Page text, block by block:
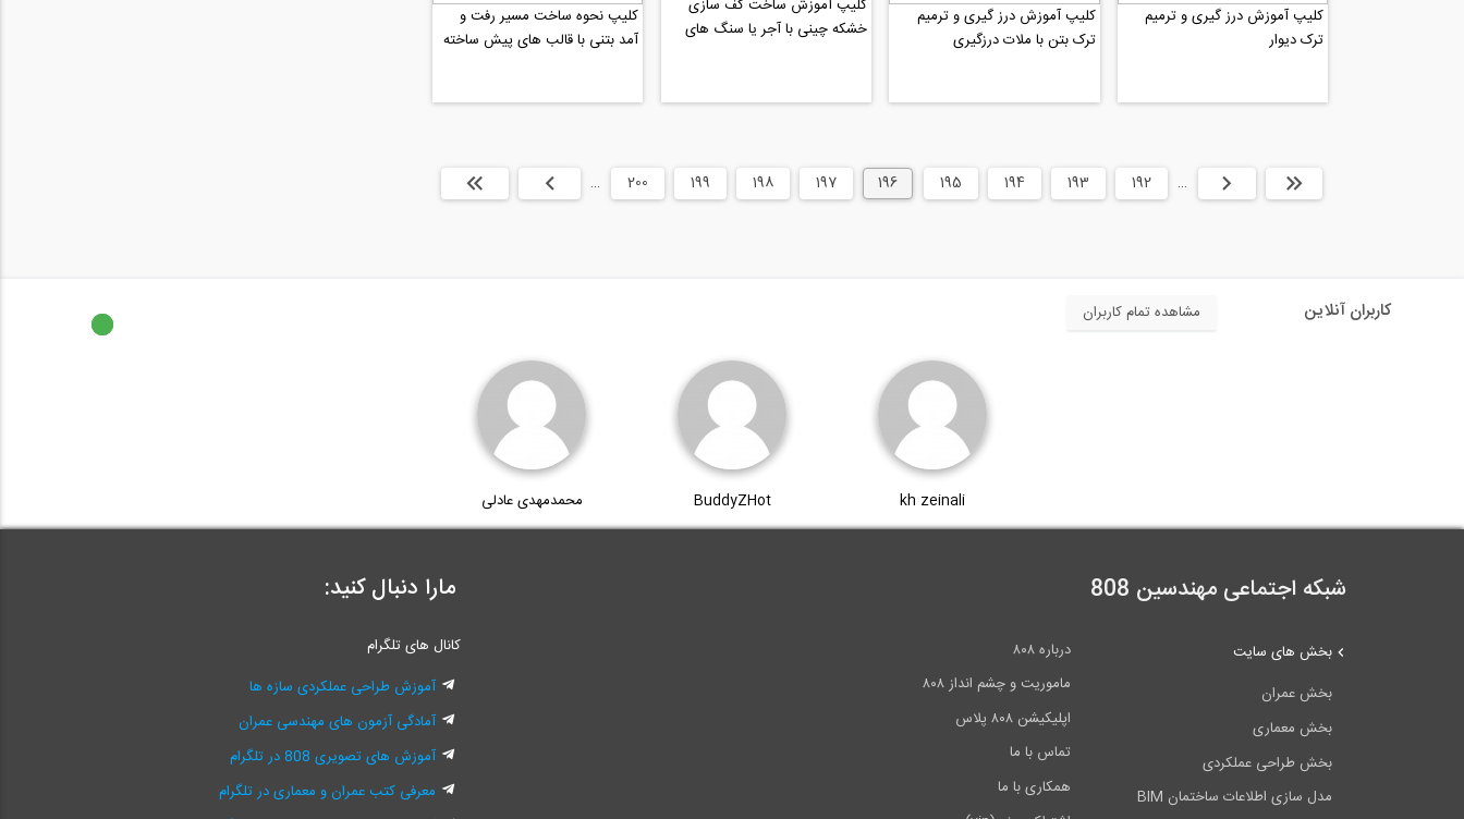
کلیپ آموزش درز گیری و ترمیم
ترک دیوار
کلیپ آموزش درز گیری و ترمیم
ترک بتن با ملات درزگیری
کلیپ آموزش ساخت کف سازی
خشکه چینی با آجر یا سنگ های
کلیپ نحوه ساخت مسیر رفت و
آمد بتنی با قالب های پیش ساخته
ابتدا قبلی …
192
193
194
195
196
197
198
199
200
… بعدی انتها »
کاربران آنلاین مشاهده تمام کاربران
kh zeinali
BuddyZHot محمدمهدی عادلی
شبکه اجتماعی مهندسین 808
درباره ۸۰۸
ماموریت و چشم انداز ۸۰۸
اپلیکیشن ۸۰۸ پلاس
تماس با ما
همکاری با ما
بخش های سایت
بخش عمران
بخش معماری
بخش طراحی عملکردی
مدل سازی اطلاعات ساختمان BIM
مارا دنبال کنید:
کانال های تلگرام
آموزش طراحی عملکردی سازه ها
آمادگی آزمون های مهندسی عمران
آموزش های تصویری 808 در تلگرام
معرفی کتب عمران و معماری در تلگرام